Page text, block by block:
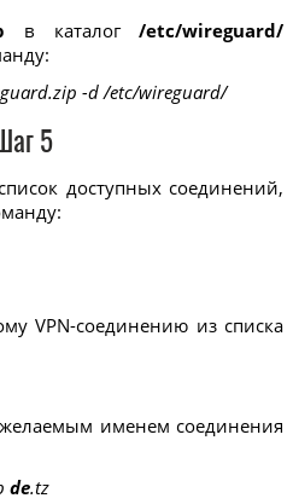
в каталог/etc/wireguard/
-d /etc/wireguard/
5
доступных соединений,
VPN-соединению из списка
желаемым именем соединения
de.tz